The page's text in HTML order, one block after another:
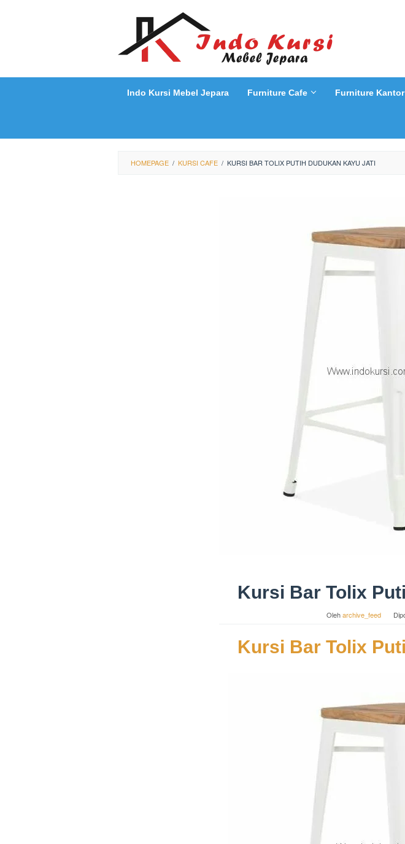
Indo Kursi Mebel Jepara Furniture Cafe Furniture Kantor
HOMEPAGE / KURSI CAFE / KURSI BAR TOLIX PUTIH DUDUKAN KAYU JATI
Kursi Bar Tolix
Oleharchive_feed
Kursi Bar Tolix